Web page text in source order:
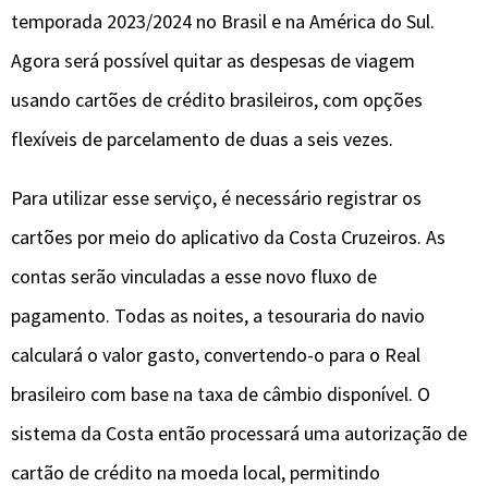
temporada 2023/2024 no Brasil e na América do Sul.
Agora será possível quitar as despesas de viagem
usando cartões de crédito brasileiros, com opções
flexíveis de parcelamento de duas a seis vezes.
Para utilizar esse serviço, é necessário registrar os
cartões por meio do aplicativo da Costa Cruzeiros. As
contas serão vinculadas a esse novo fluxo de
pagamento. Todas as noites, a tesouraria do navio
calculará o valor gasto, convertendo-o para o Real
brasileiro com base na taxa de câmbio disponível. O
sistema da Costa então processará uma autorização de
cartão de crédito na moeda local, permitindo